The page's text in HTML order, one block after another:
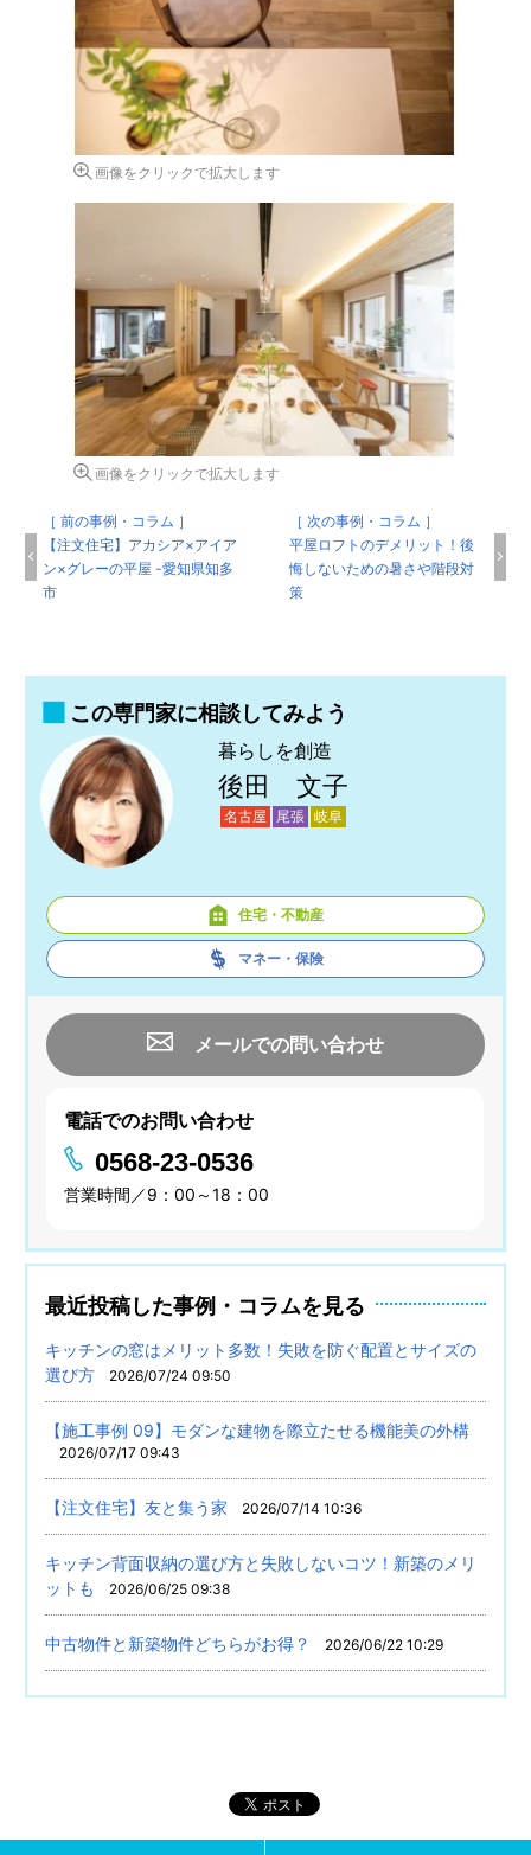
画像をクリックで拡大します
画像をクリックで拡大します
［ 前の事例・コラム ］
【注文住宅】アカシア×アイア
ン×グレーの平屋 -愛知県知多
市
［ 次の事例・コラム ］
平屋ロフトのデメリット！後
悔しないための暑さや階段対
策
この専門家に相談してみよう
暮らしを創造
後田 文子
名古屋 尾張 岐阜
住宅・不動産
マネー・保険
メールでの問い合わせ
電話でのお問い合わせ
0568-23-0536
営業時間／9：00～18：00
最近投稿した事例・コラムを見る
キッチンの窓はメリット多数！失敗を防ぐ配置とサイズの
選び方
2026/07/24 09:50
【施工事例 09】モダンな建物を際立たせる機能美の外構
2026/07/17 09:43
【注文住宅】友と集う家 2026/07/14 10:36
キッチン背面収納の選び方と失敗しないコツ！新築のメリ
ットも
2026/06/25 09:38
中古物件と新築物件どちらがお得？ 2026/06/22 10:29